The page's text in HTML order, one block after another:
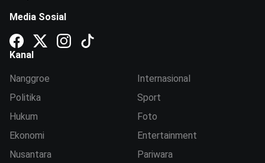
Media Sosial
Kanal
Nanggroe
Politika
Hukum
Ekonomi
Nusantara
Internasional
Sport
Foto
Entertainment
Pariwara